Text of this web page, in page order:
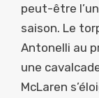
peut-être
saison. Le
Antonelli au
une
McLaren